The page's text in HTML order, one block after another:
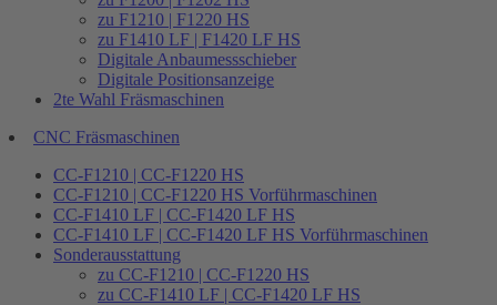
zu F1210 | F1220 HS
zu F1410 LF | F1420 LF HS
Digitale Anbaumessschieber
Digitale Positionsanzeige
2te Wahl Fräsmaschinen
CNC Fräsmaschinen
CC-F1210 | CC-F1220 HS
CC-F1210 | CC-F1220 HS Vorführmaschinen
CC-F1410 LF | CC-F1420 LF HS
CC-F1410 LF | CC-F1420 LF HS Vorführmaschinen
Sonderausstattung
zu CC-F1210 | CC-F1220 HS
zu CC-F1410 LF | CC-F1420 LF HS